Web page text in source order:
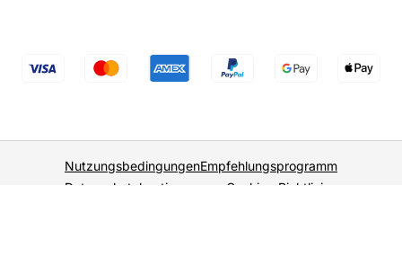
NutzungsbedingungenEmpfehlungsprogramm
Datenschutzbestimmungen Cookies-Richtlinien